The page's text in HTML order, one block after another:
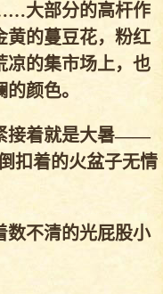
大部分的高杆作
黄的蔓豆花，粉红
的集市场上，也
颜色。
接着就是大暑——
扣着的火盆子无情
数不清的光屁股小